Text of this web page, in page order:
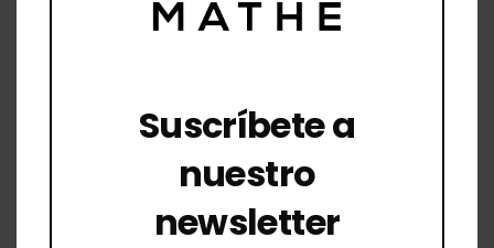
Ver todo
Suscríbete a
nuestro
newsletter